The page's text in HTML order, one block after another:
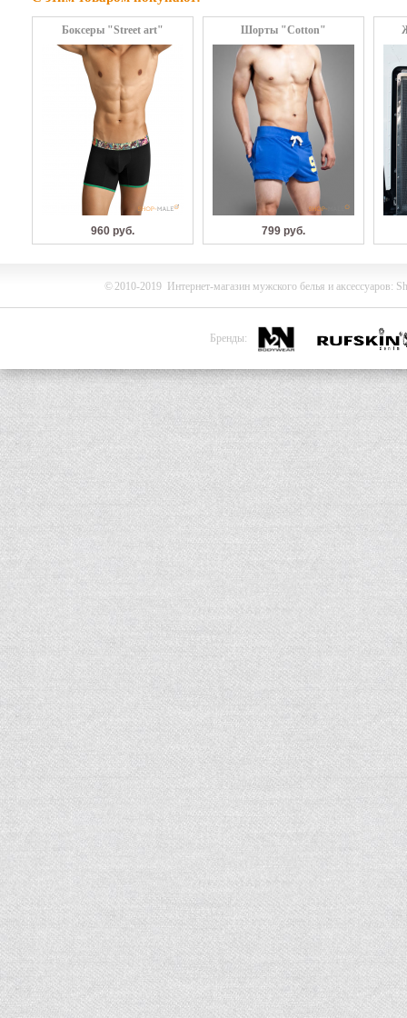
Боксеры "Street art"
960 руб.
Шорты "Cotton"
799 руб.
©2010-2019 Интернет-магазин мужского белья и аксессуаров:
Бренды: